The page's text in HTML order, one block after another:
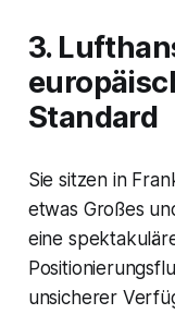
3.
Standard
Sie sitzen in
etwas Großes
eine
unsicherer